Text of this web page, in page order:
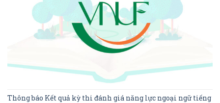
Thông báo Kết quả kỳ thi đánh giá năng lực ngoại ngữ tiếng